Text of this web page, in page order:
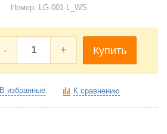
Номер: LG-001-L_WS
- + Купить
В избранные К сравнению